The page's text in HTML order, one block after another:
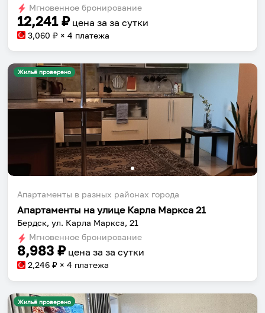
dates.
dates.
Мгновенное бронирование
12,241₽ цена за за сутки
3,060 ₽ × 4 платежа
Жильё проверено
Апартаменты в разных районах города
Апартаменты на улице Карла Маркса 21
Бердск, ул. Карла Маркса, 21
Мгновенное бронирование
8,983 ₽ цена за за сутки
2,246 ₽ × 4 платежа
Жильё проверено